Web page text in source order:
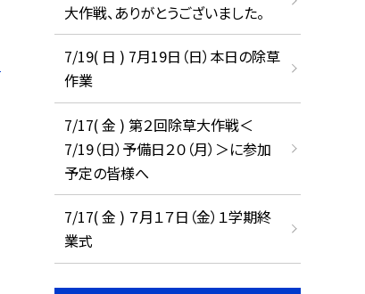
大作戦、ありがとうございました。
7/19( 日 ) 7月19日（日）本日の除草
作業
7/17( 金 ) 第２回除草大作戦＜
7/19（日）予備日２０（月）＞に参加
予定の皆様へ
7/17( 金 ) ７月１７日（金）１学期終
業式